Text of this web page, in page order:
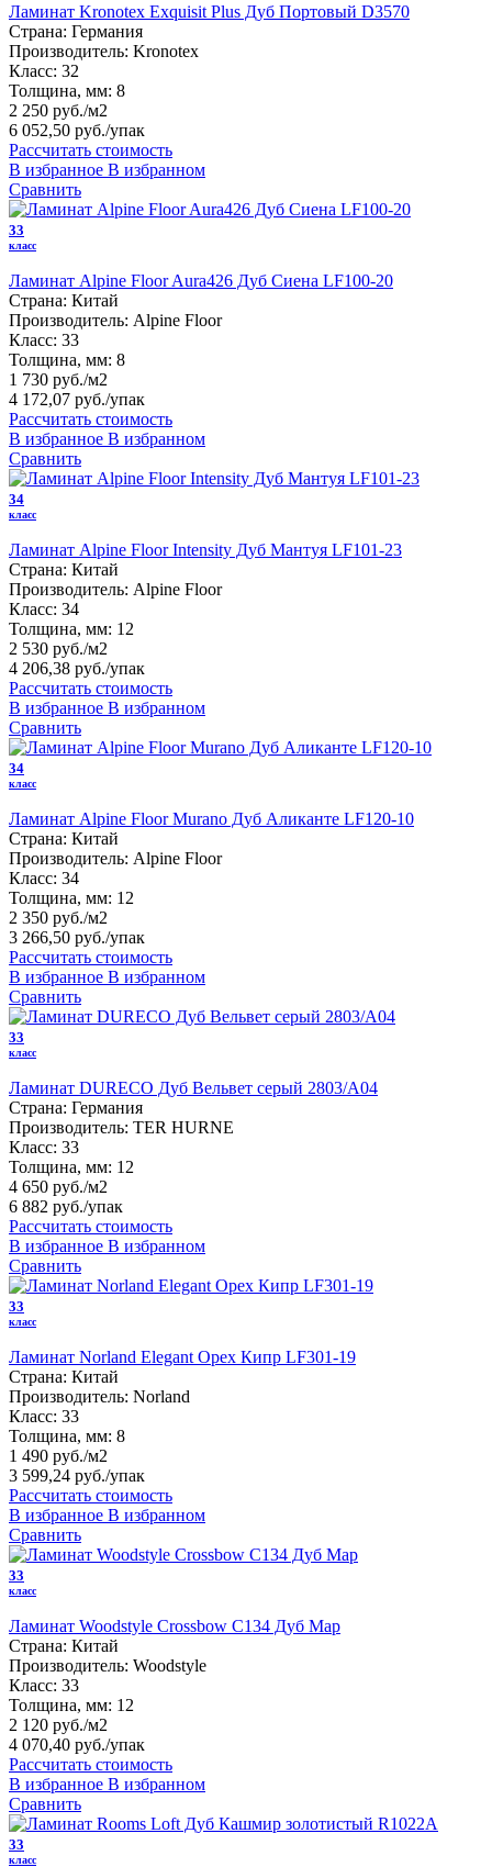
Ламинат Kronotex Exquisit Plus Дуб Портовый D3570
Страна: Германия
Производитель: Kronotex
Класс: 32
Толщина, мм: 8
2 250 руб./м2
6 052,50 руб./упак
Рассчитать стоимость
В избранное В избранном
Сравнить
33
класс
Ламинат Alpine Floor Aura426 Дуб Сиена LF100-20
Страна: Китай
Производитель: Alpine Floor
Класс: 33
Толщина, мм: 8
1 730 руб./м2
4 172,07 руб./упак
Рассчитать стоимость
В избранное В избранном
Сравнить
34
класс
Ламинат Alpine Floor Intensity Дуб Мантуя LF101-23
Страна: Китай
Производитель: Alpine Floor
Класс: 34
Толщина, мм: 12
2 530 руб./м2
4 206,38 руб./упак
Рассчитать стоимость
В избранное В избранном
Сравнить
34
класс
Ламинат Alpine Floor Murano Дуб Аликанте LF120-10
Страна: Китай
Производитель: Alpine Floor
Класс: 34
Толщина, мм: 12
2 350 руб./м2
3 266,50 руб./упак
Рассчитать стоимость
В избранное В избранном
Сравнить
33
класс
Ламинат DURECO Дуб Вельвет серый 2803/A04
Страна: Германия
Производитель: TER HURNE
Класс: 33
Толщина, мм: 12
4 650 руб./м2
6 882 руб./упак
Рассчитать стоимость
В избранное В избранном
Сравнить
33
класс
Ламинат Norland Elegant Орех Кипр LF301-19
Страна: Китай
Производитель: Norland
Класс: 33
Толщина, мм: 8
1 490 руб./м2
3 599,24 руб./упак
Рассчитать стоимость
В избранное В избранном
Сравнить
33
класс
Ламинат Woodstyle Crossbow C134 Дуб Мар
Страна: Китай
Производитель: Woodstyle
Класс: 33
Толщина, мм: 12
2 120 руб./м2
4 070,40 руб./упак
Рассчитать стоимость
В избранное В избранном
Сравнить
33
класс